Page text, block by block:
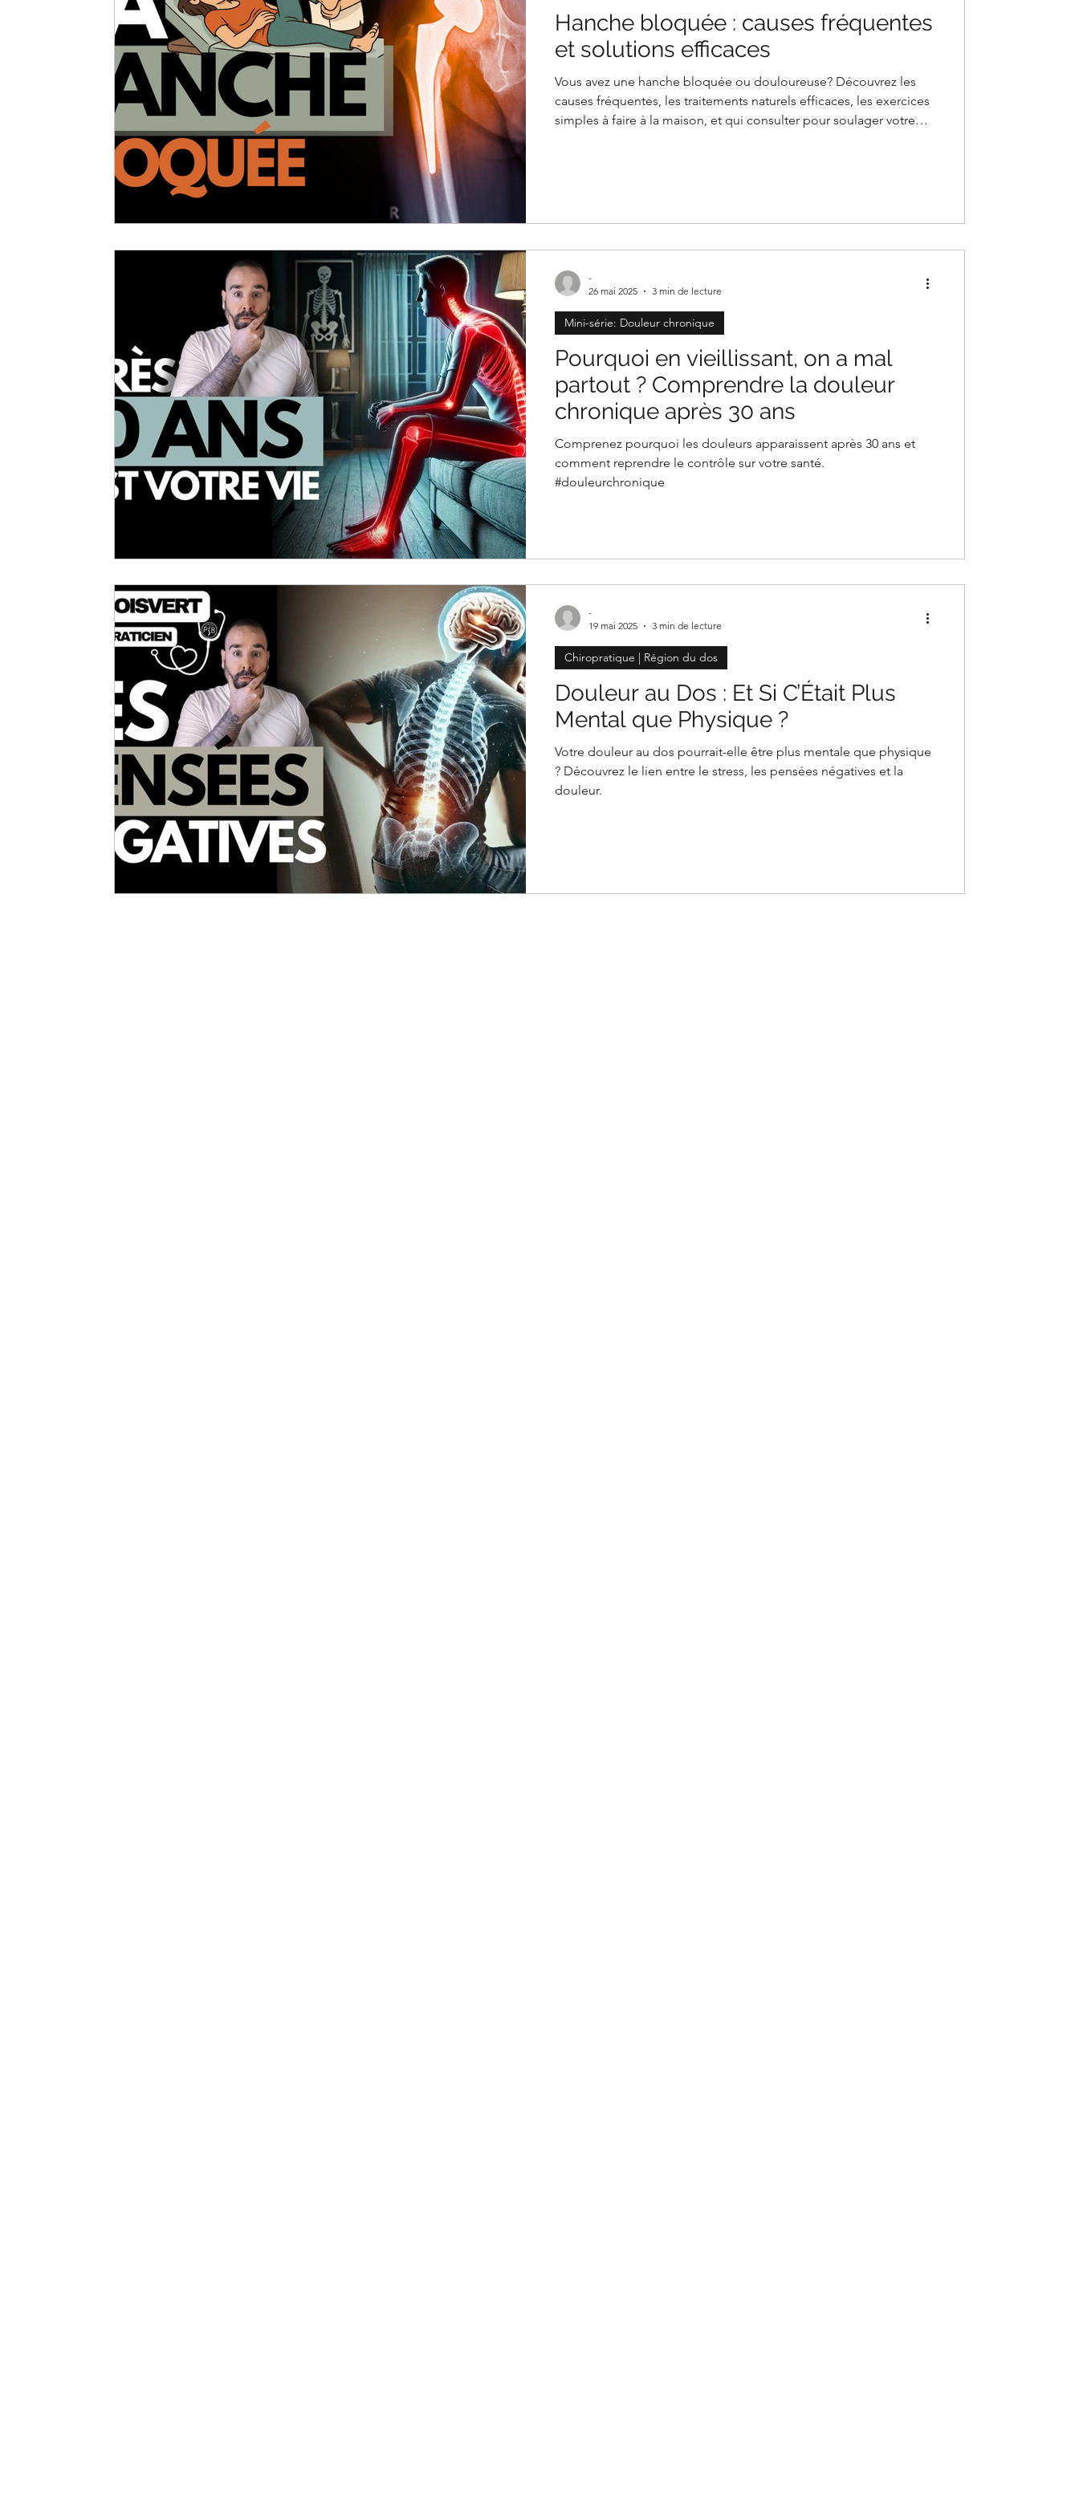
La Santé Soignée Par Accident
Hanche bloquée : causes fréquentes
et solutions efficaces
Vous avez une hanche bloquée ou douloureuse? Découvrez les
causes fréquentes, les traitements naturels efficaces, les exercices
simples à faire à la maison, et qui consulter pour soulager votre
Pourquoi en vieillissant, on a mal
partout ? Comprendre la douleur
chronique après 30 ans
Comprenez pourquoi les douleurs apparaissent après 30 ans et
comment reprendre le contrôle sur votre santé.
#douleurchronique
Mini-série: Douleur chronique
-
26 mai 2025
3 min de lecture
Douleur au Dos : Et Si C’Était Plus
Mental que Physique ?
Votre douleur au dos pourrait-elle être plus mentale que physique
? Découvrez le lien entre le stress, les pensées négatives et la
douleur.
Chiropratique | Région du dos
-
19 mai 2025
3 min de lecture